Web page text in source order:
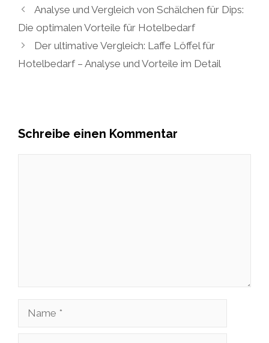
Analyse und Vergleich von Schälchen für Dips:
Die optimalen Vorteile für Hotelbedarf
Der ultimative Vergleich: Laffe Löffel für
Hotelbedarf – Analyse und Vorteile im Detail
Schreibe einen Kommentar
Name